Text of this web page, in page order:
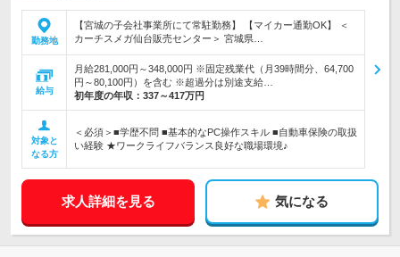
勤務地
【宮城の子会社事業所にて常駐勤務】 【マイカー通勤OK】 ＜
カーチスメガ仙台販売センター＞ 宮城県…
給与
月給281,000円～348,000円 ※固定残業代（月39時間分、64,700
円～80,100円）を含む ※超過分は別途支給…
初年度の年収： 337～417万円
対象と
なる方
＜必須＞■学歴不問 ■基本的なPC操作スキル ■自動車保険の取扱
い経験 ★ワークライフバランス良好な職場環境♪
求人詳細を見る 気になる